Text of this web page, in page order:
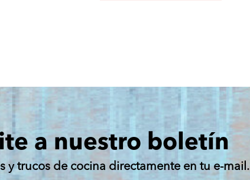
a nuestro boletín
y trucos de cocina directamente en tu e-mail.